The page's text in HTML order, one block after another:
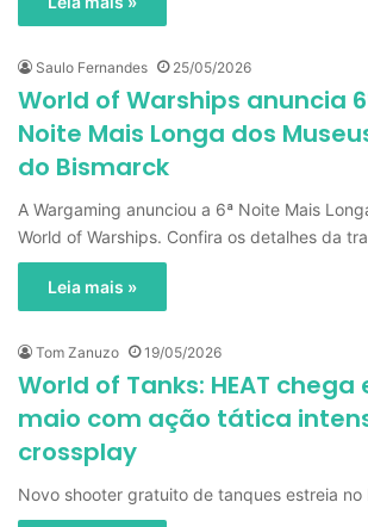
Saulo Fernandes 25/05/2026
World of Warships anuncia
Noite Mais Longa dos
do Bismarck
A Wargaming anunciou a 6ª Noite Mais
World of Warships. Confira os detalhes da
Leia mais »
Tom Zanuzo 19/05/2026
World of Tanks: HEAT chega
maio com ação tática
crossplay
Novo shooter gratuito de tanques estreia no